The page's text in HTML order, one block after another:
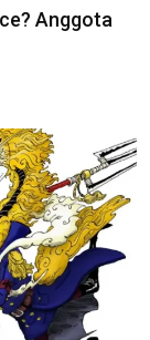
Anggota